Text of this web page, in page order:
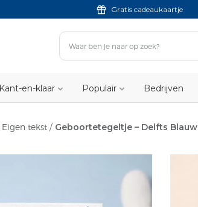
Gratis cadeaukaartje
Kant-en-klaar Populair Bedrijven
Eigen tekst / Geboortetegeltje – Delfts Blauw